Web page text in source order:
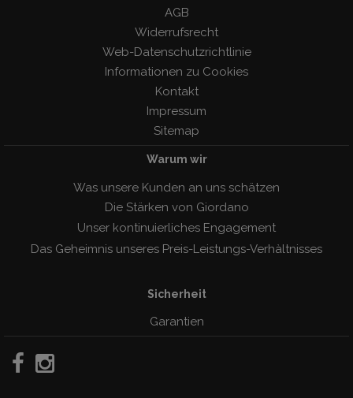
AGB
Widerrufsrecht
Web-Datenschutzrichtlinie
Informationen zu Cookies
Kontakt
Impressum
Sitemap
Warum wir
Was unsere Kunden an uns schätzen
Die Stärken von Giordano
Unser kontinuierliches Engagement
Das Geheimnis unseres Preis-Leistungs-Verhàltnisses
Sicherheit
Garantien